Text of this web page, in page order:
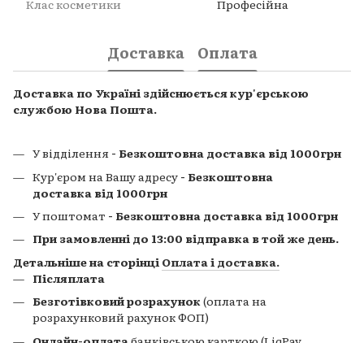
Клас косметики
Професійна
Доставка Оплата
Доставка по Україні здійснюється кур'єрською
службою Нова Пошта.
У відділення - Безкоштовна доставка від 1000грн
Кур'єром на Вашу адресу - Безкоштовна
доставка від 1000грн
У поштомат - Безкоштовна доставка від 1000грн
При замовленні до 13:00 відправка в той же день.
Детальніше на сторінці Оплата і доставка.
Післяплата
Безготівковий розрахунок(оплата на
розрахунковий рахунок ФОП)